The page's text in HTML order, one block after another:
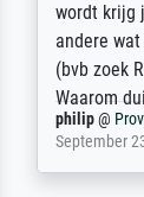
Hause
Jürgen@
April 22,